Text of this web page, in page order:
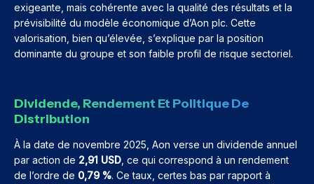
exigeante, mais cohérente avec la qualité des résultats et la
prévisibilité du modèle économique d’Aon plc. Cette
valorisation, bien qu’élevée, s’explique par la position
dominante du groupe et son faible profil de risque sectoriel.
Dividende, Rendement Et Politique De
Distribution
À la date de novembre 2025, Aon verse un dividende annuel
par action de 2,91 USD, ce qui correspond à un rendement
de l’ordre de 0,79 %. Ce taux, certes bas par rapport à